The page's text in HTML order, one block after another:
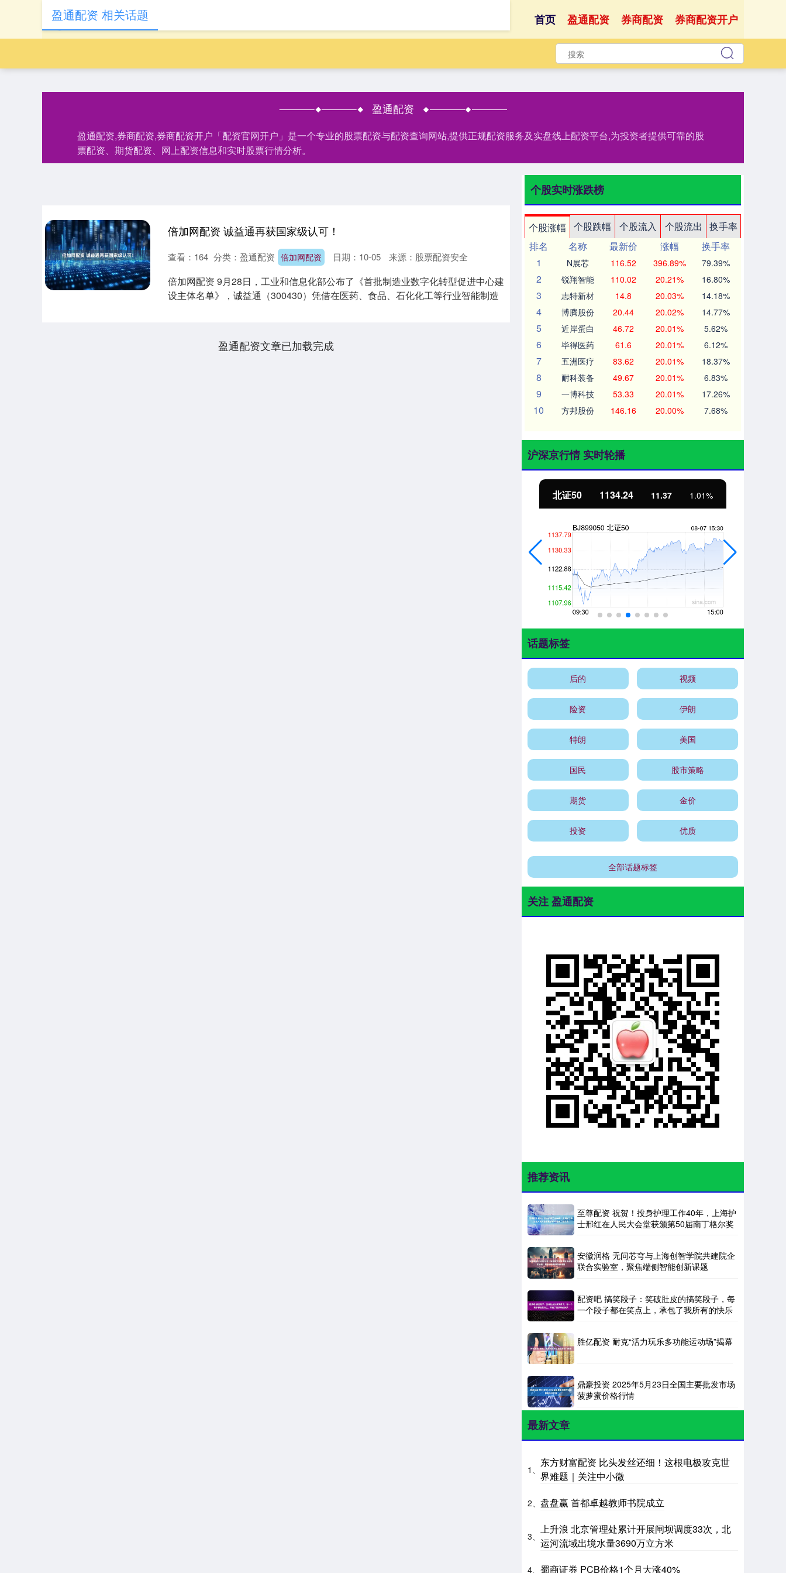
首页 盈通配资 券商配资 券商配资开户
盈通配资
盈通配资,券商配资,券商配资开户「配资官网开户」是一个专业的股票配资与配资查询网站,提供正规配资服务及实盘线上配资平台,为投资者提供可靠的股
票配资、期货配资、网上配资信息和实时股票行情分析。
盈通配资 相关话题
倍加网配资 诚益通再获国家级认可！
倍加网配资 日期：10-05 来源：股票配资安全
查看： 164 分类： 盈通配资
倍加网配资 9月28日，工业和信息化部公布了《首批制造业数字化转型促进中心建
设主体名单》，诚益通（300430）凭借在医药、食品、石化化工等行业智能制造
盈通配资文章已加载完成
个股实时涨跌榜
个股涨幅 个股跌幅 个股流入 个股流出
换手率
排名
名称 最新价 涨幅
换手率
1
N展芯 116.52 396.89% 79.39%
2 锐翔智能 110.02 20.21% 16.80%
3 志特新材 14.8 20.03% 14.18%
4 博腾股份 20.44 20.02% 14.77%
5 近岸蛋白 46.72 20.01% 5.62%
6 毕得医药 61.6 20.01% 6.12%
7 五洲医疗 83.62 20.01% 18.37%
8 耐科装备 49.67 20.01% 6.83%
9 一博科技 53.33 20.01% 17.26%
10 方邦股份 146.16 20.00% 7.68%
沪深京行情 实时轮播
北证50 1134.24 11.37 1.01%
话题标签
后的 视频
险资 伊朗
特朗 美国
国民 股市策略
期货 金价
投资 优质
全部话题标签
关注 盈通配资
推荐资讯
至尊配资 祝贺！投身护理工作40年，上海护
士邢红在人民大会堂获颁第50届南丁格尔奖
安徽润格 无问芯穹与上海创智学院共建院企
联合实验室，聚焦端侧智能创新课题
配资吧 搞笑段子：笑破肚皮的搞笑段子，每
一个段子都在笑点上，承包了我所有的快乐
胜亿配资 耐克“活力玩乐多功能运动场”揭幕
鼎豪投资 2025年5月23日全国主要批发市场
菠萝蜜价格行情
最新文章
1、
东方财富配资 比头发丝还细！这根电极攻克世
界难题｜关注中小微
2、 盘盘赢 首都卓越教师书院成立
3、
上升浪 北京管理处累计开展闸坝调度33次，北
运河流域出境水量3690万立方米
4、 蜀商证券 PCB价格1个月大涨40%